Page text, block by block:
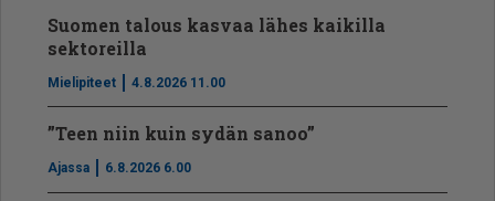
Suomen talous kasvaa lähes kaikilla
sektoreilla
Mielipiteet 4.8.2026 11.00
”Teen niin kuin sydän sanoo”
Ajassa 6.8.2026 6.00